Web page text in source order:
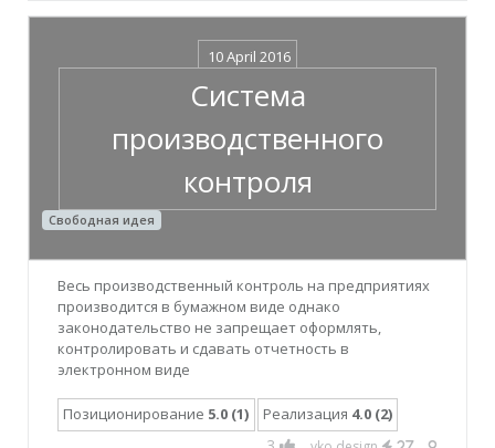
10 April 2016
Система
производственного
контроля
Свободная идея
Весь производственный контроль на предприятиях
производится в бумажном виде однако
законодательство не запрещает оформлять,
контролировать и сдавать отчетность в
электронном виде
Позиционирование 5.0 (1) Реализация 4.0 (2)